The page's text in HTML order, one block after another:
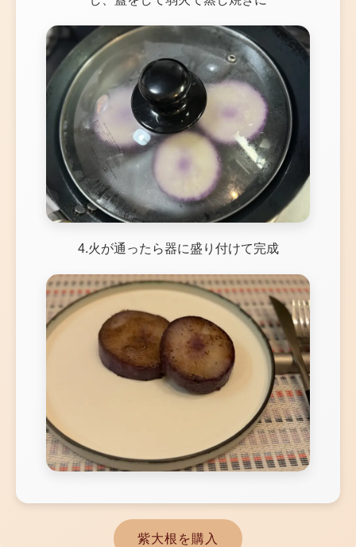
4.火が通ったら器に盛り付けて完成
紫大根を購入